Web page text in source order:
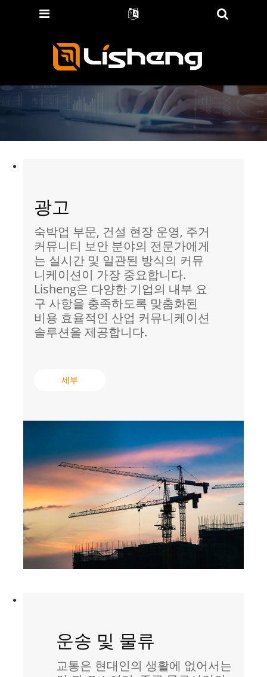
광고
숙박업 부문, 건설 현장 운영, 주거
커뮤니티 보안 분야의 전문가에게
는 실시간 및 일관된 방식의 커뮤
니케이션이 가장 중요합니다.
Lisheng은 다양한 기업의 내부 요
구 사항을 충족하도록 맞춤화된
비용 효율적인 산업 커뮤니케이션
솔루션을 제공합니다.
세부
운송 및 물류
교통은 현대인의 생활에 없어서는